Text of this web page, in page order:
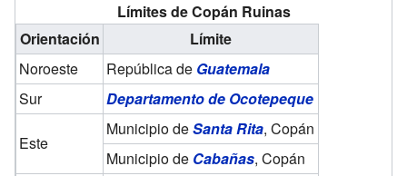
Límites de Copán Ruinas
Orientación
Límite
Noroeste
República de Guatemala
Sur
Departamento de Ocotepeque
Este
Municipio deSanta Rita, Copán
Municipio de Cabañas, Copán